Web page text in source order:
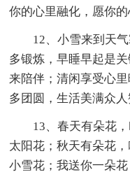
你的心里融化，愿你
12、小雪来到天
多锻炼，早睡早起是
来陪伴；清闲享受心
多团圆，生活美满众人
13、春天有朵花
太阳花；秋天有朵花
小雪花；我送你一朵